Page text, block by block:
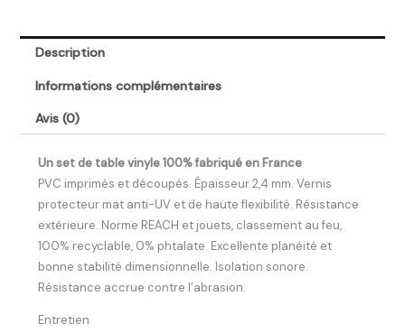
Description
Informations complémentaires
Avis (0)
Un set de table vinyle 100% fabriqué en France
­­­­­­PVC imprimés et découpés. Épaisseur 2,4 mm. Vernis
protecteur mat anti-UV et de haute flexibilité. Résistance
extérieure. Norme REACH et jouets, classement au feu,
100% recyclable, 0% phtalate. Excellente planéité et
bonne stabilité dimensionnelle. Isolation sonore.
Résistance accrue contre l’abrasion.
Entretien